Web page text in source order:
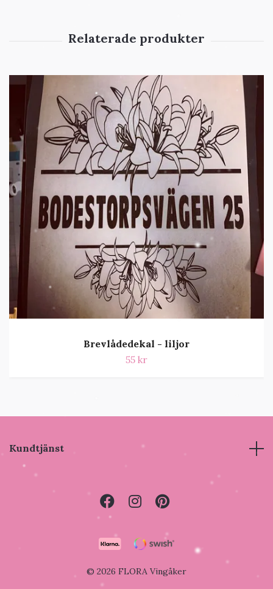
Brevlådedekal - liljor
55 kr
Kundtjänst
© 2026 FLORA Vingåker